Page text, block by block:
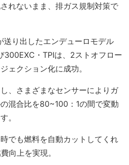
れないまま、排ガス規制対策で
送り出したエンデューロモデル
300EXC・TPIは、2ストオフロー
ェクション化に成功。
、さまざまなセンサーによりガ
混合比を80~100：1の間で変動
。
でも燃料を自動カットしてくれ
向上を実現。